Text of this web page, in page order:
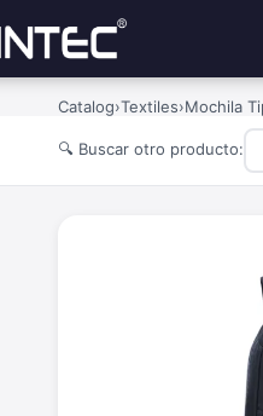
Catalog›Textiles›Mochila
🔍 Buscar otro producto: